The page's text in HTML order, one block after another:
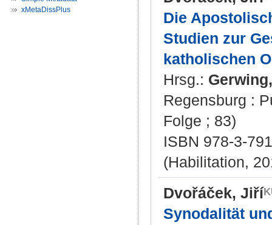
xMetaDissPlus
Die
Studien zur
katholischen
Hrsg.:
Regensburg :
Folge ; 83)
ISBN 978-3-
(Habilitation,
Dvořáček, Jiří
Synodalität